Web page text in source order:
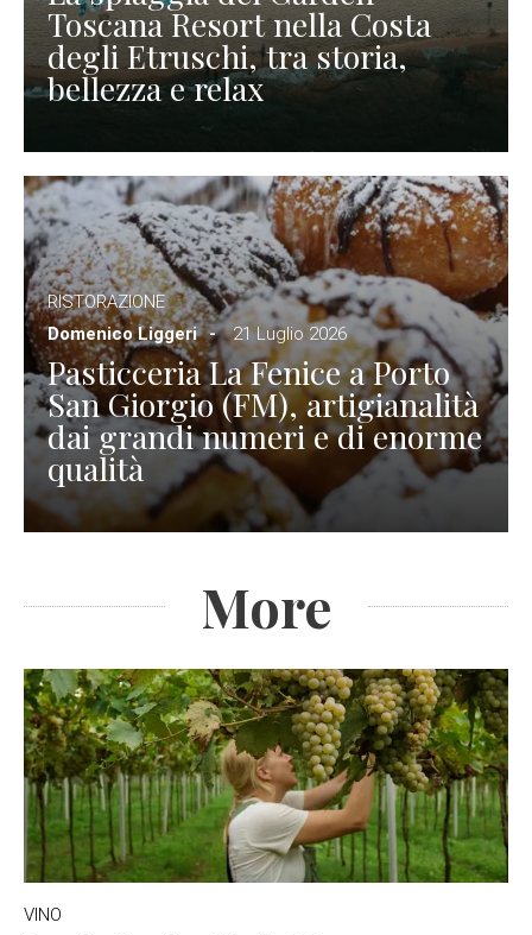
Toscana Resort nella Costa
degli Etruschi, tra storia,
bellezza e relax
RISTORAZIONE
Domenico Liggeri
21 Luglio 2026
Pasticceria La Fenice a Porto
San Giorgio (FM), artigianalità
dai grandi numeri e di enorme
qualità
More
VINO